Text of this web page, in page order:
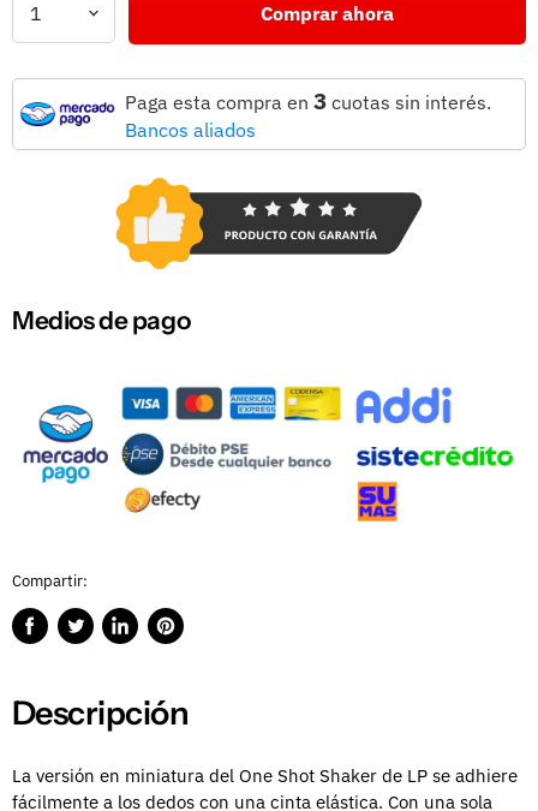
Comprar ahora
Paga esta compra en 3 cuotas sin interés.
Bancos aliados
Medios de pago
Compartir:
CompartirPublicarCompartirGuardar
Descripción
La versión en miniatura del One Shot Shaker de LP se adhiere
fácilmente a los dedos con una cinta elástica. Con una sola